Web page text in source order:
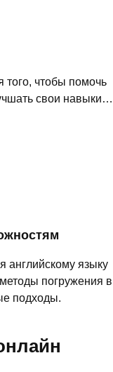
того, чтобы помочь
свои навыки…
английскому языку
погружения в
подходы.